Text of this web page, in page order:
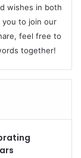
wishes in both
you to join our
feel free to
together!